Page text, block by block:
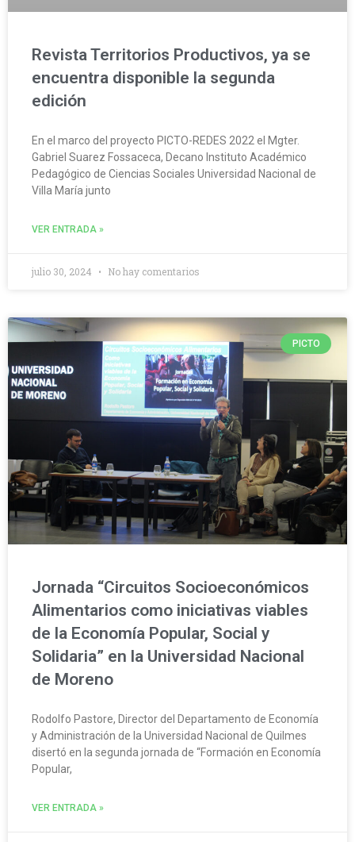
Revista Territorios Productivos, ya se
encuentra disponible la segunda
edición
En el marco del proyecto PICTO-REDES 2022 el Mgter.
Gabriel Suarez Fossaceca, Decano Instituto Académico
Pedagógico de Ciencias Sociales Universidad Nacional de
Villa María junto
VER ENTRADA »
julio 30, 2024 No hay comentarios
PICTO
Jornada “Circuitos Socioeconómicos
Alimentarios como iniciativas viables
de la Economía Popular, Social y
Solidaria” en la Universidad Nacional
de Moreno
Rodolfo Pastore, Director del Departamento de Economía
y Administración de la Universidad Nacional de Quilmes
disertó en la segunda jornada de “Formación en Economía
Popular,
VER ENTRADA »